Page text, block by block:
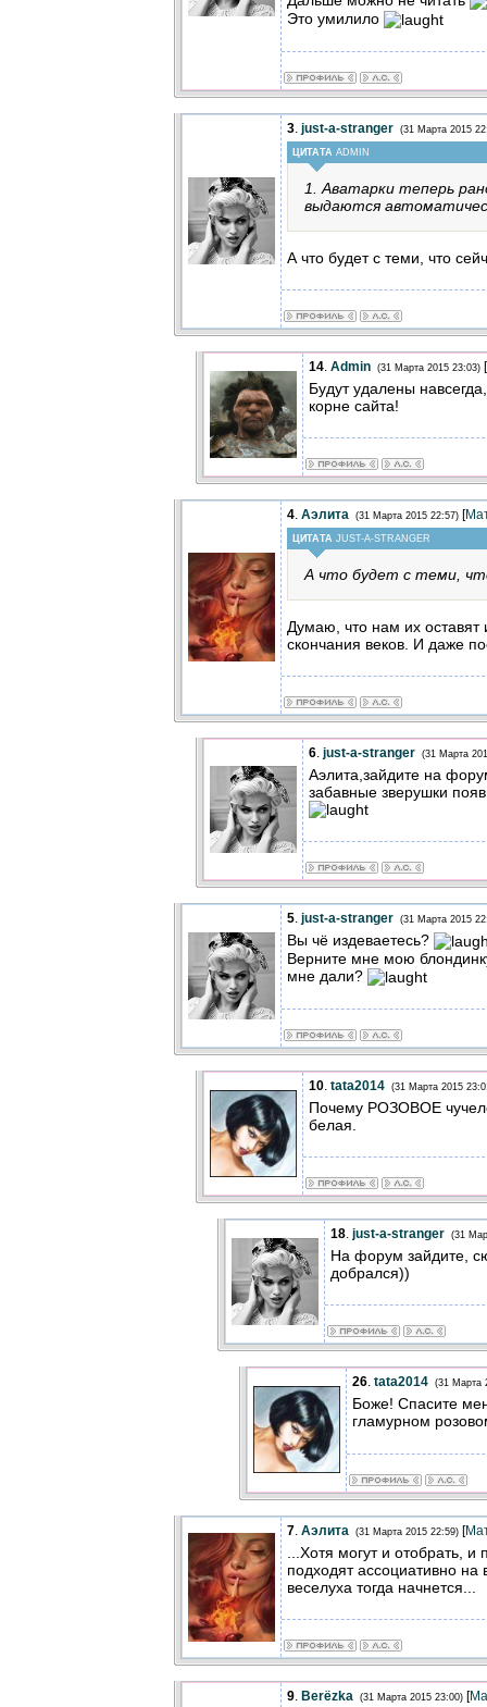
Это умилило
3. just-a-stranger (31 Марта 2015
ЦИТАТА ADMIN
1. Аватарки теперь
выдаются
А что будет с теми, что
14. Admin (31 Марта 2015 23:03) [
Будут удалены
корне сайта!
4. Аэлита (31 Марта 2015 22:57) [
ЦИТАТА JUST-A-STRANGER
А что будет с теми,
Думаю, что нам их оставят
скончания веков. И даже
6. just-a-stranger (31 Марта
Аэлита,зайдите на
забавные зверушки
5. just-a-stranger (31 Марта 2015
Вы чё издеваетесь?
Верните мне мою
мне дали?
10. tata2014 (31 Марта 2015
Почему РОЗОВОЕ
белая.
18. just-a-stranger (31
На форум зайдите,
добрался))
26. tata2014 (31 Марта
Боже! Спасите
гламурном
7. Аэлита (31 Марта 2015 22:59) [
...Хотя могут и отобрать,
подходят ассоциативно на
веселуха тогда начнется...
9. Berёzka (31 Марта 2015 23:00) [